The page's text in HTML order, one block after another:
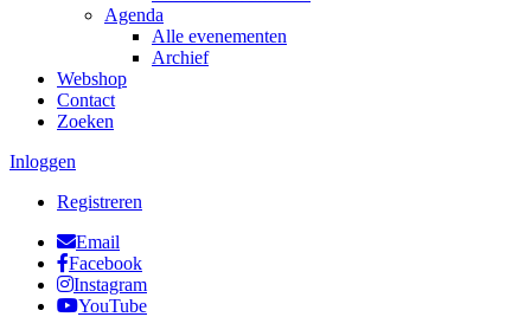
Agenda
Alle evenementen
Archief
Webshop
Contact
Zoeken
Inloggen
Registreren
Email
Facebook
Instagram
YouTube